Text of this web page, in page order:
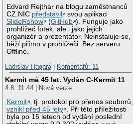
Edvard Rejthar na blogu zaměstnanců
CZ.NIC představil
svou aplikaci
SlideRshow
(GitHub ). Funguje jako
prohlížeč fotek, ale i jako jejich
organizér a prezentátor. Neinstaluje se,
běží přímo v prohlížeči. Bez serveru.
Offline.
Ladislav Hagara| Komentářů: 11
Kermit má 45 let. Vydán C-Kermit 11
4.8. 11:44 | Nová verze
Kermit , tj. protokol pro přenos souborů,
vznikl před 45 lety . Při této příležitosti
byla po 15 letech od vydání poslední